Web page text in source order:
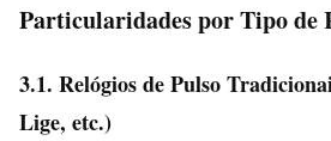
Particularidades por Tipo de
3.1. Relógios de Pulso
Lige, etc.)